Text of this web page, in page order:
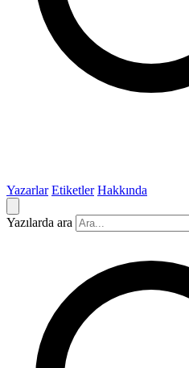
Yazarlar Etiketler Hakkında
Yazılarda ara